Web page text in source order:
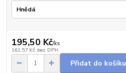
195,50 Kč/ks
161,57 Kč bez DPH
Přidat do košíku